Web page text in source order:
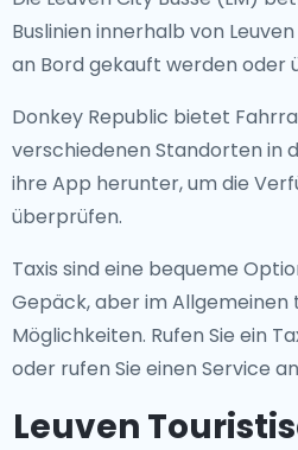
Buslinien innerhalb von
an Bord gekauft werden oder
Donkey Republic bietet
verschiedenen Standorten in
ihre App herunter, um die
überprüfen.
Taxis sind eine bequeme
Gepäck, aber im Allgemeinen
Möglichkeiten. Rufen Sie ein
oder rufen Sie einen Service
Leuven